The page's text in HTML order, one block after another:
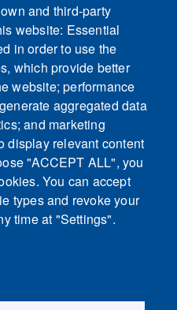
because Embeds
been accepted.
COOKIES
cookies
and third-party
website: Essential
in order to use the
which provide better
website; performance
aggregated data
and marketing
display relevant content
"ACCEPT ALL", you
You can accept
types and revoke your
time at "Settings".